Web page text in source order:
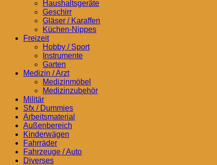
Haushaltsgeräte
Geschirr
Gläser / Karaffen
Küchen-Nippes
Freizeit
Hobby / Sport
Instrumente
Garten
Medizin / Arzt
Medizinmöbel
Medizinzubehör
Militär
Sfx / Dummies
Arbeitsmaterial
Außenbereich
Kinderwägen
Fahrräder
Fahrzeuge / Auto
Diverses